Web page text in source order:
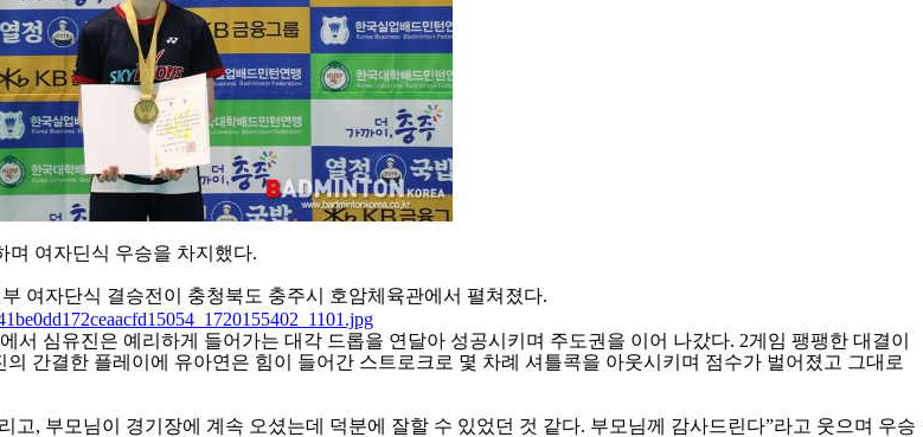
며 여자딘식 우승을 차지했다.
여자단식 결승전이 충청북도 충주시 호암체육관에서 펼쳐졌다.
서 심유진은 예리하게 들어가는 대각 드롭을 연달아 성공시키며 주도권을 이어 나갔다. 2게임 팽팽한 대결이
의 간결한 플레이에 유아연은 힘이 들어간 스트로크로 몇 차례 셔틀콕을 아웃시키며 점수가 벌어졌고 그대로
고, 부모님이 경기장에 계속 오셨는데 덕분에 잘할 수 있었던 것 같다. 부모님께 감사드린다”라고 웃으며 우승